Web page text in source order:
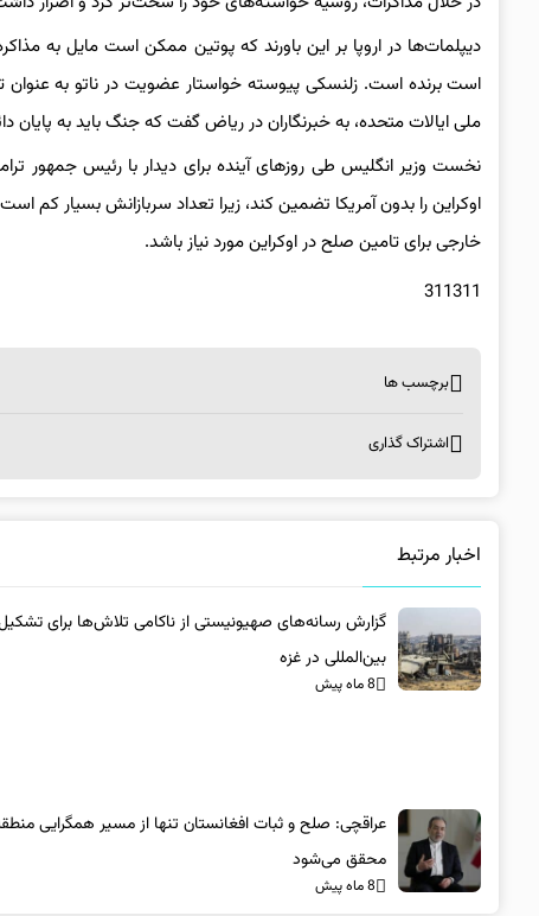
دیپلمات‌ها در اروپا بر این باورند که پوتین ممکن است مایل به
است برنده است. زلنسکی پیوسته خواستار عضویت در ناتو به عنوان
ملی ایالات متحده، به خبرنگاران در ریاض گفت که جنگ باید به
نخست وزیر انگلیس طی روزهای آینده برای دیدار با رئیس جمهور
خارجی برای تامین صلح در اوکراین مورد نیاز باشد.
311311
برچسب ها
اشتراک گذاری
اخبار مرتبط
گزارش رسانه‌های صهیونیستی از ناکامی تلاش‌ها برای
بین‌المللی در غزه
8 ماه پیش
عراقچی: صلح و ثبات افغانستان تنها از مسیر همگرایی
محقق می‌شود
8 ماه پیش